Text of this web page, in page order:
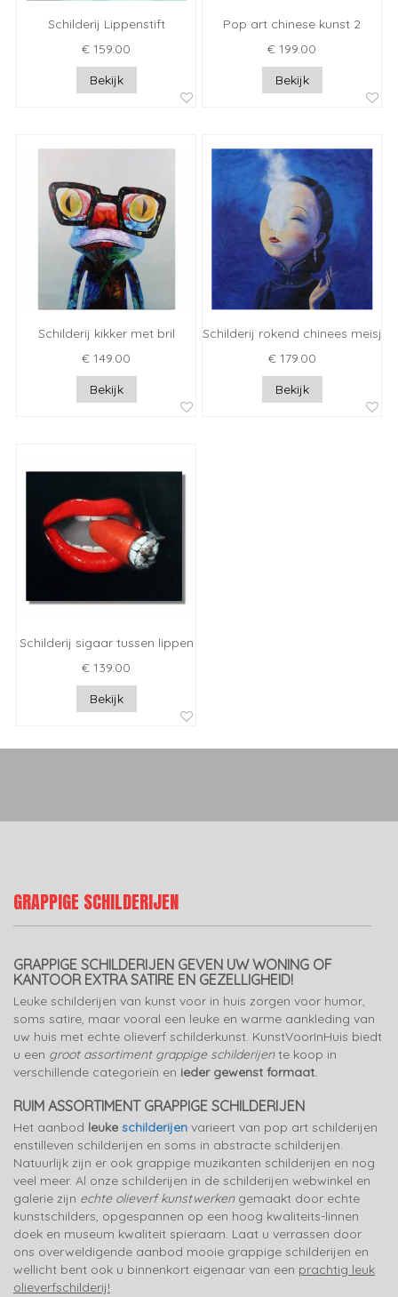
Schilderij Lippenstift
€ 159.00
Bekijk
Pop art chinese kunst 2
€ 199.00
Bekijk
Schilderij kikker met bril
€ 149.00
Bekijk
Schilderij rokend chinees meisje
€ 179.00
Bekijk
Schilderij sigaar tussen lippen
€ 139.00
Bekijk
GRAPPIGE SCHILDERIJEN
GRAPPIGE SCHILDERIJEN GEVEN UW WONING OF
KANTOOR EXTRA SATIRE EN GEZELLIGHEID!
Leuke schilderijen van kunst voor in huis zorgen voor humor,
soms satire, maar vooral een leuke en warme aankleding van
uw huis met echte olieverf schilderkunst. KunstVoorInHuis biedt
u een groot assortiment grappige schilderijente koop in
verschillende categorieïn en ieder gewenst formaat.
RUIM ASSORTIMENT GRAPPIGE SCHILDERIJEN
Het aanbod leuke schilderijen varieert van pop art schilderijen
enstilleven schilderijen en soms in abstracte schilderijen.
Natuurlijk zijn er ook grappige muzikanten schilderijen en nog
veel meer. Al onze schilderijen in de schilderijen webwinkel en
galerie zijn echte olieverf kunstwerkengemaakt door echte
kunstschilders, opgespannen op een hoog kwaliteits-linnen
doek en museum kwaliteit spieraam. Laat u verrassen door
ons overweldigende aanbod mooie grappige schilderijen en
wellicht bent ook u binnenkort eigenaar van een prachtig leuk
olieverfschilderij!